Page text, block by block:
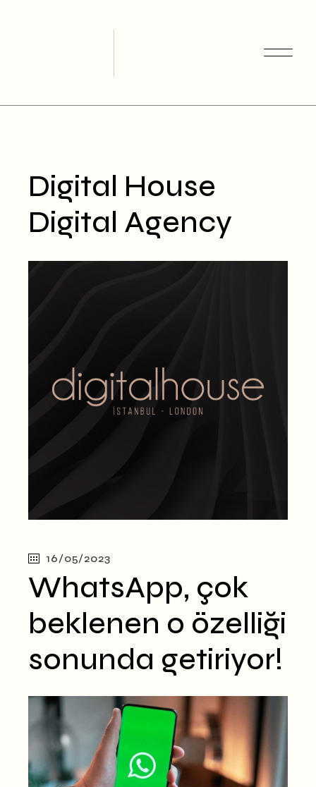
Digital House
Digital Agency
16/05/2023
WhatsApp, çok
beklenen o özelliği
sonunda getiriyor!